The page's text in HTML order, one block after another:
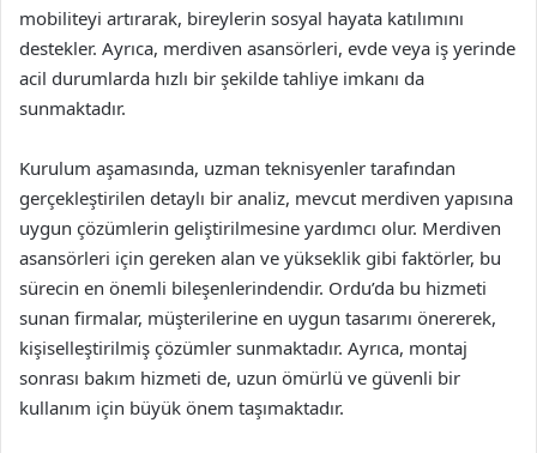
mobiliteyi artırarak, bireylerin sosyal hayata katılımını
destekler. Ayrıca, merdiven asansörleri, evde veya iş yerinde
acil durumlarda hızlı bir şekilde tahliye imkanı da
sunmaktadır.
Kurulum aşamasında, uzman teknisyenler tarafından
gerçekleştirilen detaylı bir analiz, mevcut merdiven yapısına
uygun çözümlerin geliştirilmesine yardımcı olur. Merdiven
asansörleri için gereken alan ve yükseklik gibi faktörler, bu
sürecin en önemli bileşenlerindendir. Ordu’da bu hizmeti
sunan firmalar, müşterilerine en uygun tasarımı önererek,
kişiselleştirilmiş çözümler sunmaktadır. Ayrıca, montaj
sonrası bakım hizmeti de, uzun ömürlü ve güvenli bir
kullanım için büyük önem taşımaktadır.